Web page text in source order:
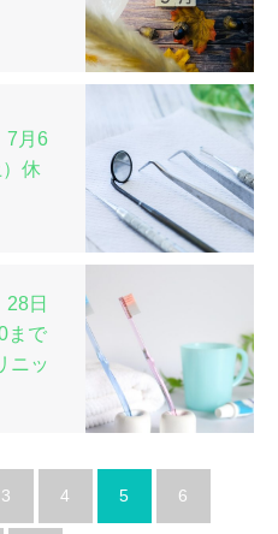
7月6
休
28日
まで
ニッ
3 4 5 6